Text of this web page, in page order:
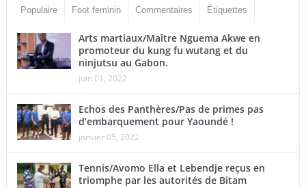
Populaire Foot feminin Commentaires Étiquettes
Arts martiaux/Maître Nguema Akwe en
promoteur du kung fu wutang et du
ninjutsu au Gabon.
juin 01, 2022
Echos des Panthères/Pas de primes pas
d’embarquement pour Yaoundé !
janvier 05, 2022
Tennis/Avomo Ella et Lebendje reçus en
triomphe par les autorités de Bitam